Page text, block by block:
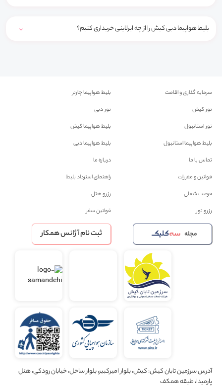
بلیط هواپیما دبی کیش را از چه ایرلاینی خریداری کنیم؟
سرمایه گذاری و اقامت
بلیط هواپیما چارتر
تور کیش
تور دبی
تور استانبول
بلیط هواپیما کیش
بلیط هواپیما استانبول
بلیط هواپیما دبی
تماس با ما
درباره ما
قوانین و مقررات
راهنمای استرداد بلیط
فرصت شغلی
رزرو هتل
رزرو تور
قوانین سفر
مجله ثبت نام آژانس همکار
آدرس سرزمین تابان کیش: کیش، بلوار امیرکبیر، بلوار ساحل، خیابان رودکی، هتل
پارمیدا، طبقه همکف